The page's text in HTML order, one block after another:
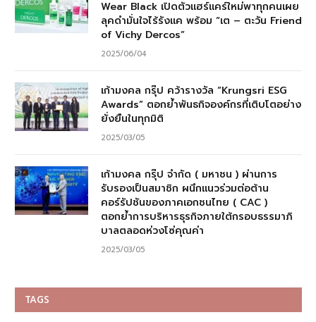
Wear Black เปิดตัวแฮร์แคร์ใหม่พาทุกคนเผย
ลุคดำมั่นใจไร้รังแค พร้อม “เต – ตะวัน Friend
of Vichy Dercos”
2025/06/04
เก้ามงคล กรุ๊ป คว้ารางวัล “Krungsri ESG
Awards” ตอกย้ำพันธกิจองค์กรที่เติบโตอย่าง
ยั่งยืนในทุกมิติ
2025/03/05
เก้ามงคล กรุ๊ป จำกัด ( มหาชน ) ผ่านการ
รับรองเป็นสมาชิก ผนึกแนวร่วมต่อต้าน
คอร์รัปชันของภาคเอกชนไทย ( CAC )
ตอกย้ำการบริหารธุรกิจภายใต้กรอบธรรมาภิ
บาลตลอดห่วงโซ่คุณค่า
2025/03/05
TAGS